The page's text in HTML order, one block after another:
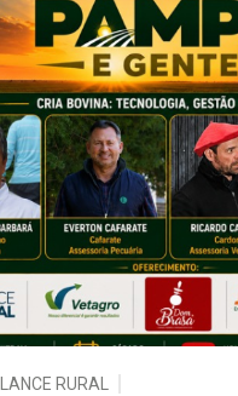
LANCE RURAL